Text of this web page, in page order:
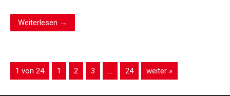
Weiterlesen →
1 von 24 1 2 3 … 24 weiter »